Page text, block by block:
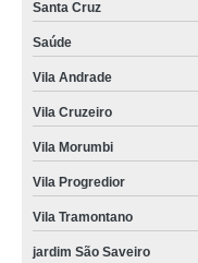
Santa Cruz
Saúde
Vila Andrade
Vila Cruzeiro
Vila Morumbi
Vila Progredior
Vila Tramontano
jardim São Saveiro